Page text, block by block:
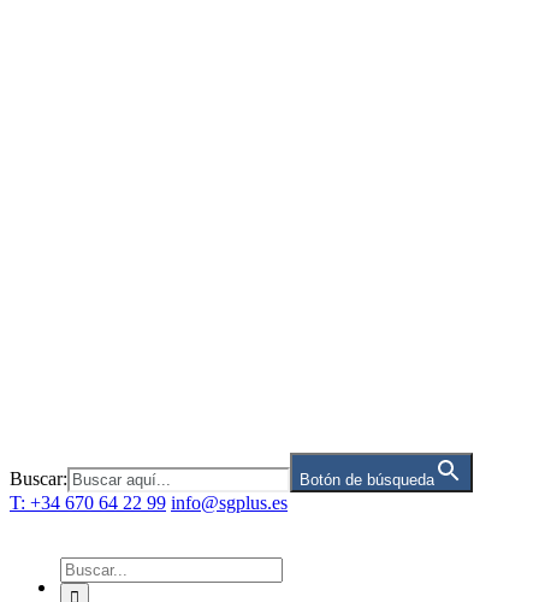
Buscar: Botón de búsqueda
T: +34 670 64 22 99 info@sgplus.es
Buscar: